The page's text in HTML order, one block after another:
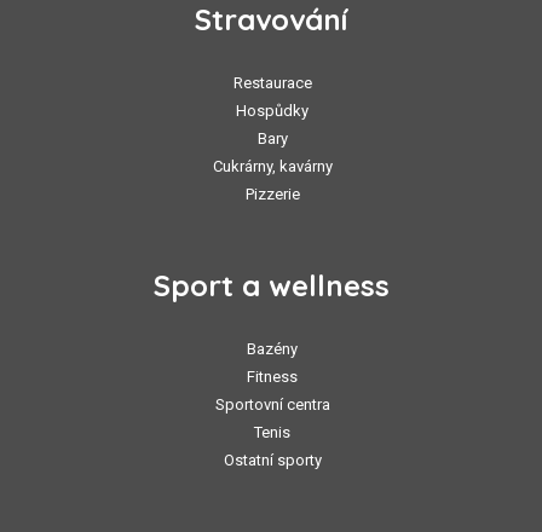
Stravování
Restaurace
Hospůdky
Bary
Cukrárny, kavárny
Pizzerie
Sport a wellness
Bazény
Fitness
Sportovní centra
Tenis
Ostatní sporty